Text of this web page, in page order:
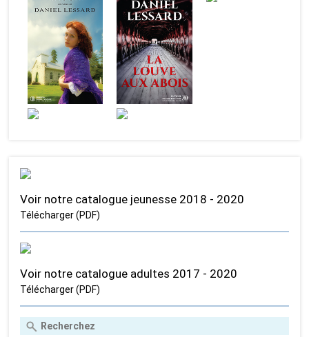
Voir notre catalogue jeunesse 2018 - 2020
Télécharger (PDF)
Voir notre catalogue adultes 2017 - 2020
Télécharger (PDF)